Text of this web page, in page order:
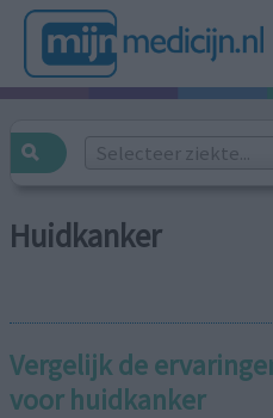
Selecteer ziekte...
Huidkanker
Vergelijk de
voor huidkanker